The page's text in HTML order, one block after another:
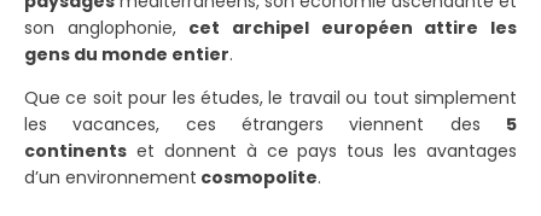
son anglophonie, cet archipel européen attire les
gens du monde entier.
Que ce soit pour les études, le travail ou tout simplement
les vacances, ces étrangers viennent des 5
continents et donnent à ce pays tous les avantages
d’un environnement cosmopolite.